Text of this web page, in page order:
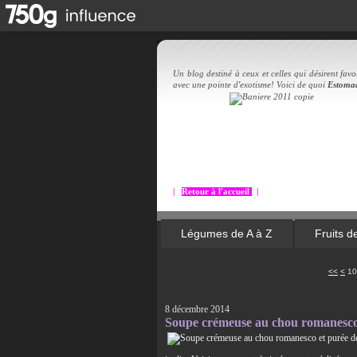
Un blog destiné à ceux et celles qui désirent
avec une pointe d'exotisme! Voici de quoi
Retour à l'accueil
Légumes de A à Z Fruits
<< < 10
8 décembre 2014
Soupe crémeuse au chou